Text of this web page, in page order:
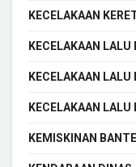
KECELAKAAN
KECELAKAAN LALU
KECELAKAAN LALU
KECELAKAAN LALU
KEMISKINAN